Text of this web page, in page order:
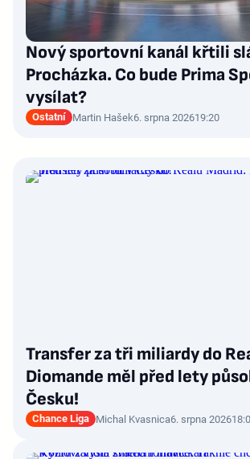
Nový sportovní kanál křtili
Procházka. Co bude Prima
vysílat?
Ostatní Martin Hašek6. srpna 202619:20
Transfer za tři miliardy do
Diomande měl před lety
Česku!
Chance Liga Michal Kvasnica6. srpna 2026